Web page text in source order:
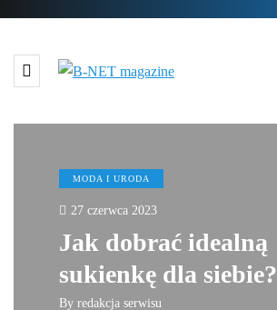
MODA I URODA
27 czerwca 2023
Jak dobrać idealną
sukienkę dla siebie?
By redakcja serwisu